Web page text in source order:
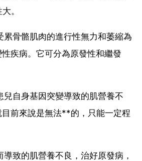
。
累骨骼肌肉的進行性無力和萎縮為
疾病。它可分為原發性和繼發
兒自身基因突變導致的肌營養不
前來說是無法**的，只能一定程
致的肌營養不良，治好原發病，